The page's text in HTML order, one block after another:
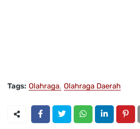
Tags: Olahraga Olahraga Daerah